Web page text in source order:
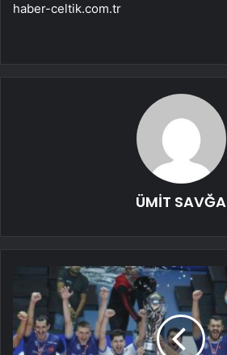
haber-celtik.com.tr
ÜMİT SAVĞA